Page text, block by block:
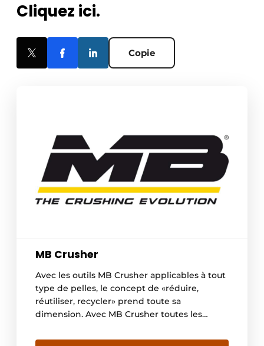
Cliquez ici.
Copie
MB Crusher
Avec les outils MB Crusher applicables à tout
type de pelles, le concept de «réduire,
réutiliser, recycler» prend toute sa
dimension. Avec MB Crusher toutes les
sur chantier, en épargnant du temps, du